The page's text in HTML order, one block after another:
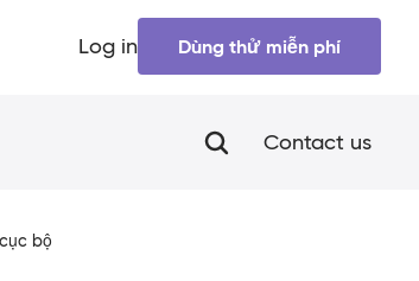
Log in Dùng thử miễn phí
Contact us
bộ